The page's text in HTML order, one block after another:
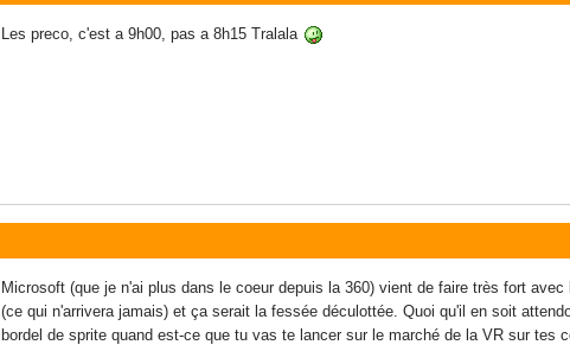
Les preco, c'est a 9h00, pas a 8h15 Tralala
Microsoft (que je n'ai plus dans le coeur depuis la 360) vient de faire très fort
(ce qui n'arrivera jamais) et ça serait la fessée déculottée. Quoi qu'il en soit
bordel de sprite quand est-ce que tu vas te lancer sur le marché de la VR sur tes